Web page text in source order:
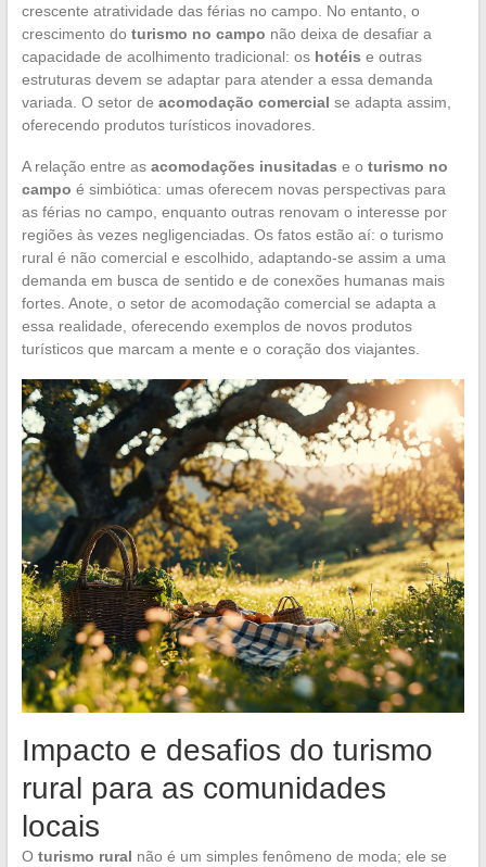
crescente atratividade das férias no campo. No entanto, o
crescimento do turismo no campo não deixa de desafiar a
capacidade de acolhimento tradicional: os hotéis e outras
estruturas devem se adaptar para atender a essa demanda
variada. O setor de acomodação comercial se adapta assim,
oferecendo produtos turísticos inovadores.
A relação entre as acomodações inusitadas e o turismo no
campo é simbiótica: umas oferecem novas perspectivas para
as férias no campo, enquanto outras renovam o interesse por
regiões às vezes negligenciadas. Os fatos estão aí: o turismo
rural é não comercial e escolhido, adaptando-se assim a uma
demanda em busca de sentido e de conexões humanas mais
fortes. Anote, o setor de acomodação comercial se adapta a
essa realidade, oferecendo exemplos de novos produtos
turísticos que marcam a mente e o coração dos viajantes.
Impacto e desafios do turismo
rural para as comunidades
locais
O turismo rural não é um simples fenômeno de moda; ele se